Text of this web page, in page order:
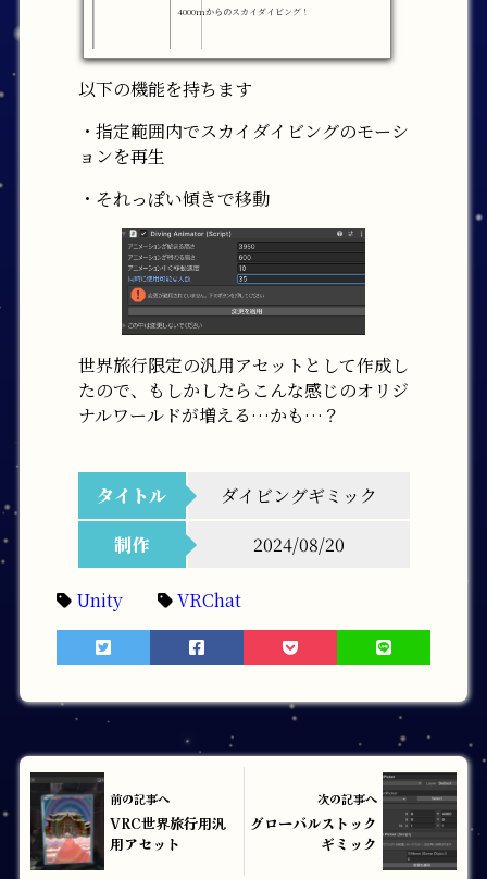
4000mからのスカイダイビング！
以下の機能を持ちます
・指定範囲内でスカイダイビングのモーシ
ョンを再生
・それっぽい傾きで移動
世界旅行限定の汎用アセットとして作成し
たので、もしかしたらこんな感じのオリジ
ナルワールドが増える…かも…？
タイトル
ダイビングギミック
制作
2024/08/20
Unity VRChat
前の記事へ
VRC世界旅行用汎
用アセット
次の記事へ
グローバルストック
ギミック